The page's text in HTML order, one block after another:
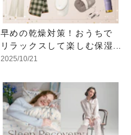
早めの乾燥対策！おうちで
リラックスして楽しむ保湿
アイテム
2025/10/21